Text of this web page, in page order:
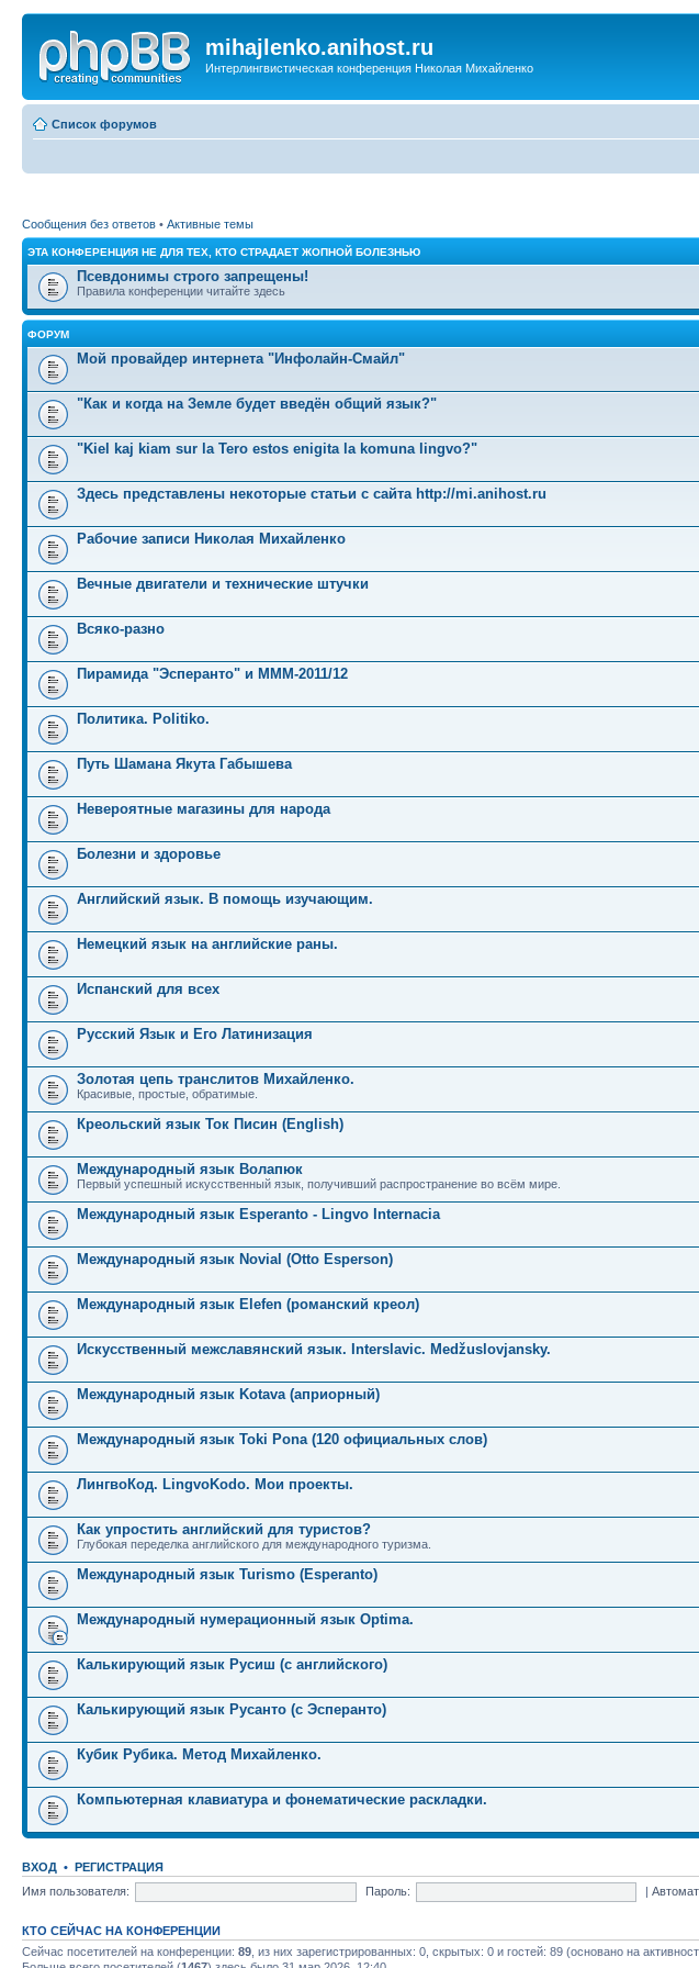
mihajlenko.anihost.ru
Интерлингвистическая конференция Николая Михайленко
Список форумов
Сообщения без ответов • Активные темы
ЭТА КОНФЕРЕНЦИЯ НЕ ДЛЯ ТЕХ, КТО СТРАДАЕТ ЖОПНОЙ БОЛЕЗНЬЮ
Псевдонимы строго запрещены!
Правила конференции читайте здесь
ФОРУМ
Мой провайдер интернета "Инфолайн-Смайл"
"Как и когда на Земле будет введён общий язык?"
"Kiel kaj kiam sur la Tero estos enigita la komuna lingvo?"
Здесь представлены некоторые статьи с сайта http://mi.anihost.ru
Рабочие записи Николая Михайленко
Вечные двигатели и технические штучки
Всяко-разно
Пирамида "Эсперанто" и MMM-2011/12
Политика. Politiko.
Путь Шамана Якута Габышева
Невероятные магазины для народа
Болезни и здоровье
Английский язык. В помощь изучающим.
Немецкий язык на английские раны.
Испанский для всех
Русский Язык и Его Латинизация
Золотая цепь транслитов Михайленко.
Красивые, простые, обратимые.
Креольский язык Ток Писин (English)
Международный язык Волапюк
Первый успешный искусственный язык, получивший распространение во всём мире.
Международный язык Esperanto - Lingvo Internacia
Международный язык Novial (Otto Esperson)
Международный язык Elefen (романский креол)
Искусственный межславянский язык. Interslavic. Medžuslovjansky.
Международный язык Kotava (априорный)
Международный язык Toki Pona (120 официальных слов)
ЛингвоКод. LingvoKodo. Мои проекты.
Как упростить английский для туристов?
Глубокая переделка английского для международного туризма.
Международный язык Turismo (Esperanto)
Международный нумерационный язык Optima.
Калькирующий язык Русиш (с английского)
Калькирующий язык Русанто (с Эсперанто)
Кубик Рубика. Метод Михайленко.
Компьютерная клавиатура и фонематические раскладки.
ВХОД • РЕГИСТРАЦИЯ
Имя пользователя:
Пароль: |
КТО СЕЙЧАС НА КОНФЕРЕНЦИИ
Сейчас посетителей на конференции: 89 , из них зарегистрированных: 0, скрытых: 0 и гостей: 89 (основано на